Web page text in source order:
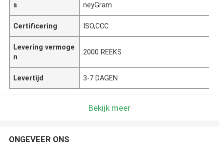
s
neyGram
Certificering ISO,CCC
Levering vermoge
n
2000 REEKS
Levertijd 3-7 DAGEN
Bekijk meer
ONGEVEER ONS